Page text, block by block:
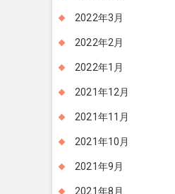
2022年3月
2022年2月
2022年1月
2021年12月
2021年11月
2021年10月
2021年9月
2021年8月